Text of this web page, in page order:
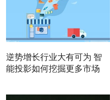
逆势增长行业大有可为 智
能投影如何挖掘更多市场